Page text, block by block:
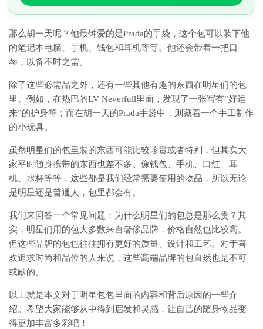
那么胡一天呢？他最钟爱的是Prada的手袋，这个包可以装下他
的笔记本电脑、手机、钱包和耳机等等。他还会带着一把口
琴，以备不时之需。
除了这些必需品之外，还有一些其他有趣的东西在明星们的包
里。例如，在热巴的LV Neverfull里面，发现了一张写有“好运
来”的护身符；而在胡一天的Prada手袋中，则藏着一个手工制作
的小玩具。
虽然明星们的包里装的东西可能比较珍贵或者特别，但其实大
家平时随身携带的东西也差不多。像钱包、手机、口红、耳
机、水杯等等，这些都是我们经常需要使用的物品，所以无论
是明星还是普通人，包里都会有。
我们来回答一个常见问题：为什么明星们的包总是那么贵？其
实，明星们用的包大多数来自奢侈品牌，价格自然也比较高。
但这些品牌的包也往往拥有更好的质量、设计和工艺。对于喜
欢追求时尚和品位的人来说，这些高端品牌的包自然也是不可
或缺的。
以上就是本文对于明星包包里面的内容和背后原因的一些介
绍。希望大家能够从中得到启发和灵感，让自己的随身物品变
得更加丰富多彩吧！